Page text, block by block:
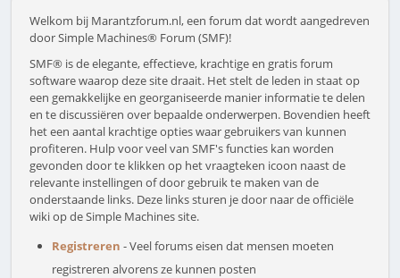
Welkom bij Marantzforum.nl, een forum dat wordt aangedreven
door Simple Machines® Forum (SMF)!
SMF® is de elegante, effectieve, krachtige en gratis forum
software waarop deze site draait. Het stelt de leden in staat op
een gemakkelijke en georganiseerde manier informatie te delen
en te discussiëren over bepaalde onderwerpen. Bovendien heeft
het een aantal krachtige opties waar gebruikers van kunnen
profiteren. Hulp voor veel van SMF's functies kan worden
gevonden door te klikken op het vraagteken icoon naast de
relevante instellingen of door gebruik te maken van de
onderstaande links. Deze links sturen je door naar de officiële
wiki op de Simple Machines site.
Registreren - Veel forums eisen dat mensen moeten
registreren alvorens ze kunnen posten